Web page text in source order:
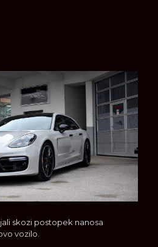
skozi postopek nanosa
vozilo.